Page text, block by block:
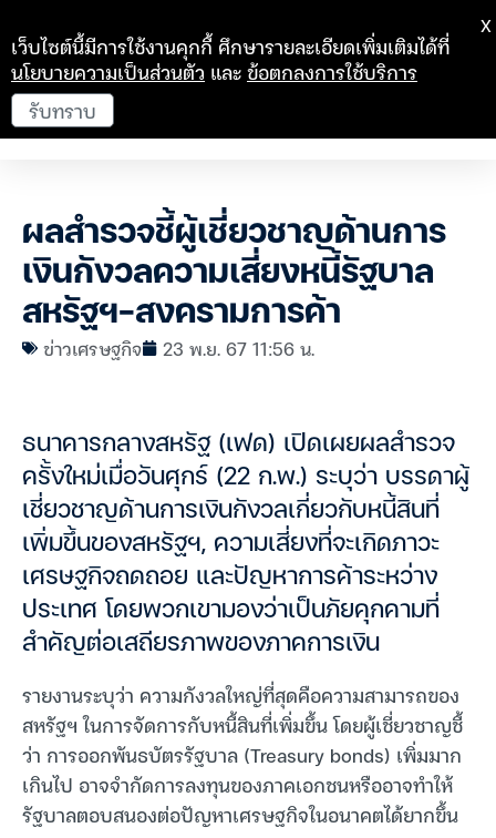
ผลสำรวจชี้ผู้เชี่ยวชาญด้านการ
เงินกังวลความเสี่ยงหนี้รัฐบาล
สหรัฐฯ-สงครามการค้า
ข่าวเศรษฐกิจ 23 พ.ย. 67 11:56 น.
ธนาคารกลางสหรัฐ (เฟด) เปิดเผยผลสำรวจ
ครั้งใหม่เมื่อวันศุกร์ (22 ก.พ.) ระบุว่า บรรดาผู้
เชี่ยวชาญด้านการเงินกังวลเกี่ยวกับหนี้สินที่
เพิ่มขึ้นของสหรัฐฯ, ความเสี่ยงที่จะเกิดภาวะ
เศรษฐกิจถดถอย และปัญหาการค้าระหว่าง
ประเทศ โดยพวกเขามองว่าเป็นภัยคุกคามที่
สำคัญต่อเสถียรภาพของภาคการเงิน
รายงานระบุว่า ความกังวลใหญ่ที่สุดคือความสามารถของ
สหรัฐฯ ในการจัดการกับหนี้สินที่เพิ่มขึ้น โดยผู้เชี่ยวชาญชี้
ว่า การออกพันธบัตรรัฐบาล (Treasury bonds) เพิ่มมาก
เกินไป อาจจำกัดการลงทุนของภาคเอกชนหรืออาจทำให้
รัฐบาลตอบสนองต่อปัญหาเศรษฐกิจในอนาคตได้ยากขึ้น
เว็บไซต์นี้มีการใช้งานคุกกี้ ศึกษารายละเอียดเพิ่มเติมได้ที่
นโยบายความเป็นส่วนตัว และข้อตกลงการใช้บริการ
รับทราบ
X